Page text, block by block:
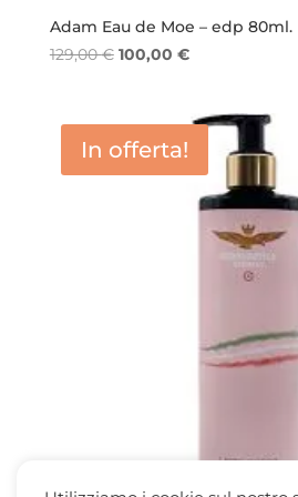
Adam Eau de Moe – edp 80ml.
129,00€ Il
era:
129,00 €.
100,00 €Il
è:
100,00 €.
In offerta!